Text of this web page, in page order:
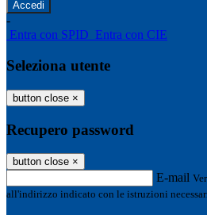
-
Entra con SPID Entra con CIE
Seleziona utente
button close ×
Recupero password
button close ×
E-mail
all'indirizzo indicato con le istruzioni